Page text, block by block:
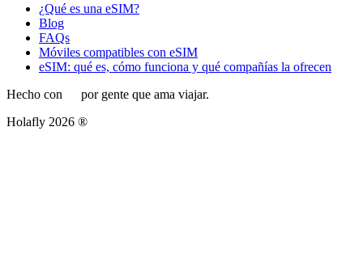
¿Qué es una eSIM?
Blog
FAQs
Móviles compatibles con eSIM
eSIM: qué es, cómo funciona y qué compañías la ofrecen
Hecho con
por gente que ama viajar.
Holafly 2026 ®